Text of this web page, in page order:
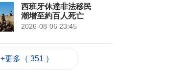
西班牙休達非法移民
潮增至約百人死亡
2026-08-06 23:45
也門胡塞武裝襲擊致
+更多（ 351 ）